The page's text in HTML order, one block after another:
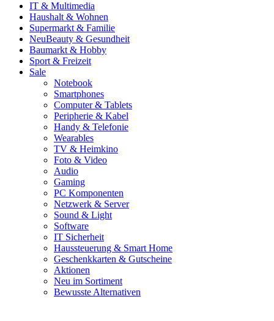
IT & Multimedia
Haushalt & Wohnen
Supermarkt & Familie
NeuBeauty & Gesundheit
Baumarkt & Hobby
Sport & Freizeit
Sale
Notebook
Smartphones
Computer & Tablets
Peripherie & Kabel
Handy & Telefonie
Wearables
TV & Heimkino
Foto & Video
Audio
Gaming
PC Komponenten
Netzwerk & Server
Sound & Light
Software
IT Sicherheit
Haussteuerung & Smart Home
Geschenkkarten & Gutscheine
Aktionen
Neu im Sortiment
Bewusste Alternativen